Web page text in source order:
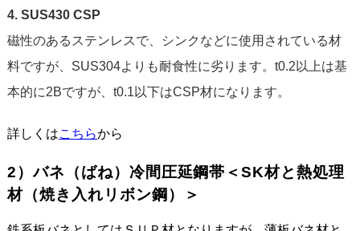
4. SUS430 CSP
磁性のあるステンレスで、シンクなどに使用されている材
料ですが、SUS304よりも耐食性に劣ります。t0.2以上は基
本的に2Bですが、t0.1以下はCSP材になります。
詳しくはこちらから
2）バネ（ばね）冷間圧延鋼帯＜SK材と熱処理
材（焼き入れリボン鋼）＞